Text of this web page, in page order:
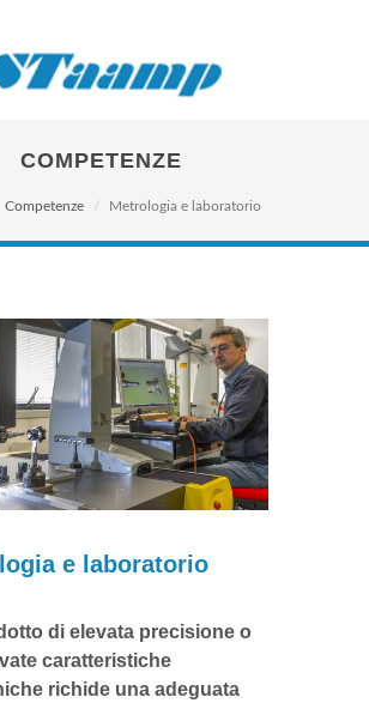
COMPETENZE
Competenze Metrologia e laboratorio
e laboratorio
di elevata precisione o
caratteristiche
richide una adeguata